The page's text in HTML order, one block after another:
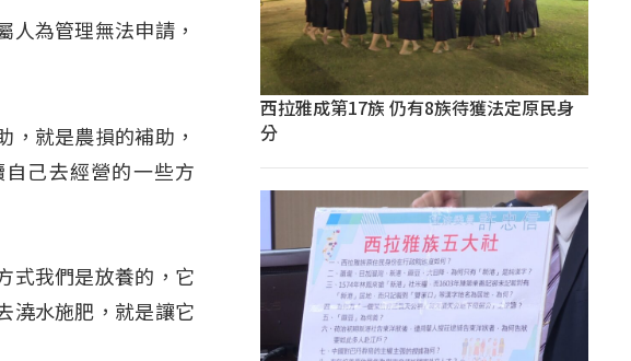
人為管理無法申請，
，就是農損的補助，
己去經營的一些方
式我們是放養的，它
澆水施肥，就是讓它
西拉雅成第17族 仍有8族待獲法定原民身
分